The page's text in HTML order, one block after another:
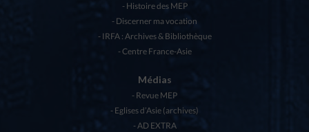
Histoire des MEP
Discerner ma vocation
IRFA : Archives & Bibliothèque
Centre France-Asie
Médias
Revue MEP
Eglises d’Asie (archives)
AD EXTRA